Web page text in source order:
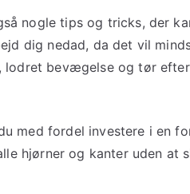
nogle tips og tricks, der
dig nedad, da det vil
bevægelse og tør
med fordel investere i en
hjørner og kanter uden at